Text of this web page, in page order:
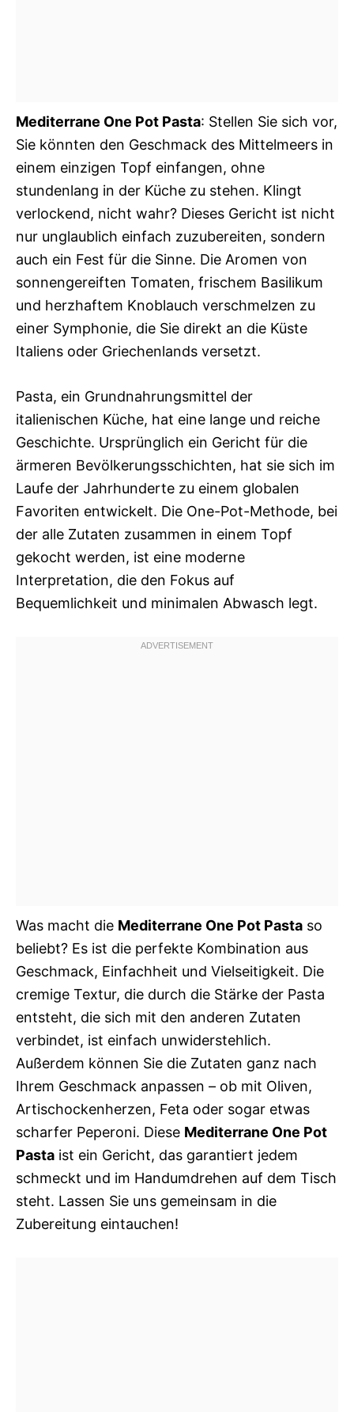
Mediterrane One Pot Pasta: Stellen Sie sich vor,
Sie könnten den Geschmack des Mittelmeers in
einem einzigen Topf einfangen, ohne
stundenlang in der Küche zu stehen. Klingt
verlockend, nicht wahr? Dieses Gericht ist nicht
nur unglaublich einfach zuzubereiten, sondern
auch ein Fest für die Sinne. Die Aromen von
sonnengereiften Tomaten, frischem Basilikum
und herzhaftem Knoblauch verschmelzen zu
einer Symphonie, die Sie direkt an die Küste
Italiens oder Griechenlands versetzt.
Pasta, ein Grundnahrungsmittel der
italienischen Küche, hat eine lange und reiche
Geschichte. Ursprünglich ein Gericht für die
ärmeren Bevölkerungsschichten, hat sie sich im
Laufe der Jahrhunderte zu einem globalen
Favoriten entwickelt. Die One-Pot-Methode, bei
der alle Zutaten zusammen in einem Topf
gekocht werden, ist eine moderne
Interpretation, die den Fokus auf
Bequemlichkeit und minimalen Abwasch legt.
Was macht die Mediterrane One Pot Pasta so
beliebt? Es ist die perfekte Kombination aus
Geschmack, Einfachheit und Vielseitigkeit. Die
cremige Textur, die durch die Stärke der Pasta
entsteht, die sich mit den anderen Zutaten
verbindet, ist einfach unwiderstehlich.
Außerdem können Sie die Zutaten ganz nach
Ihrem Geschmack anpassen – ob mit Oliven,
Artischockenherzen, Feta oder sogar etwas
scharfer Peperoni. Diese Mediterrane One Pot
Pasta ist ein Gericht, das garantiert jedem
schmeckt und im Handumdrehen auf dem Tisch
steht. Lassen Sie uns gemeinsam in die
Zubereitung eintauchen!